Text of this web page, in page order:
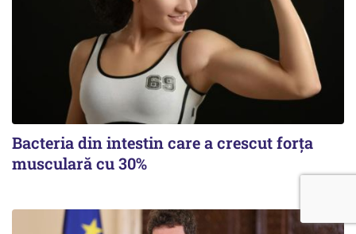
Bacteria din intestin care a crescut forța
musculară cu 30%